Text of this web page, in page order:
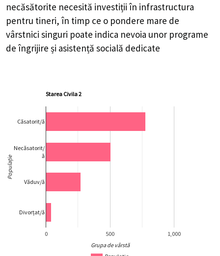
necăsătorite necesită investiții în infrastructura
pentru tineri, în timp ce o pondere mare de
vârstnici singuri poate indica nevoia unor programe
de îngrijire și asistență socială dedicate
Starea Civila 2
0 500 1,000
Căsatorit/ă
Necăsatorit/
ă
Văduv/ă
Divorțat/ă
Grupa de vârstă
Populație